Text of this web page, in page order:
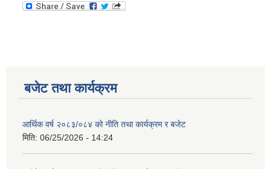
बजेट तथा कार्यक्रम
आर्थिक वर्ष २०८३/०८४ को नीति तथा कार्यक्रम र बजेट
मिति: 06/25/2026 - 14:24